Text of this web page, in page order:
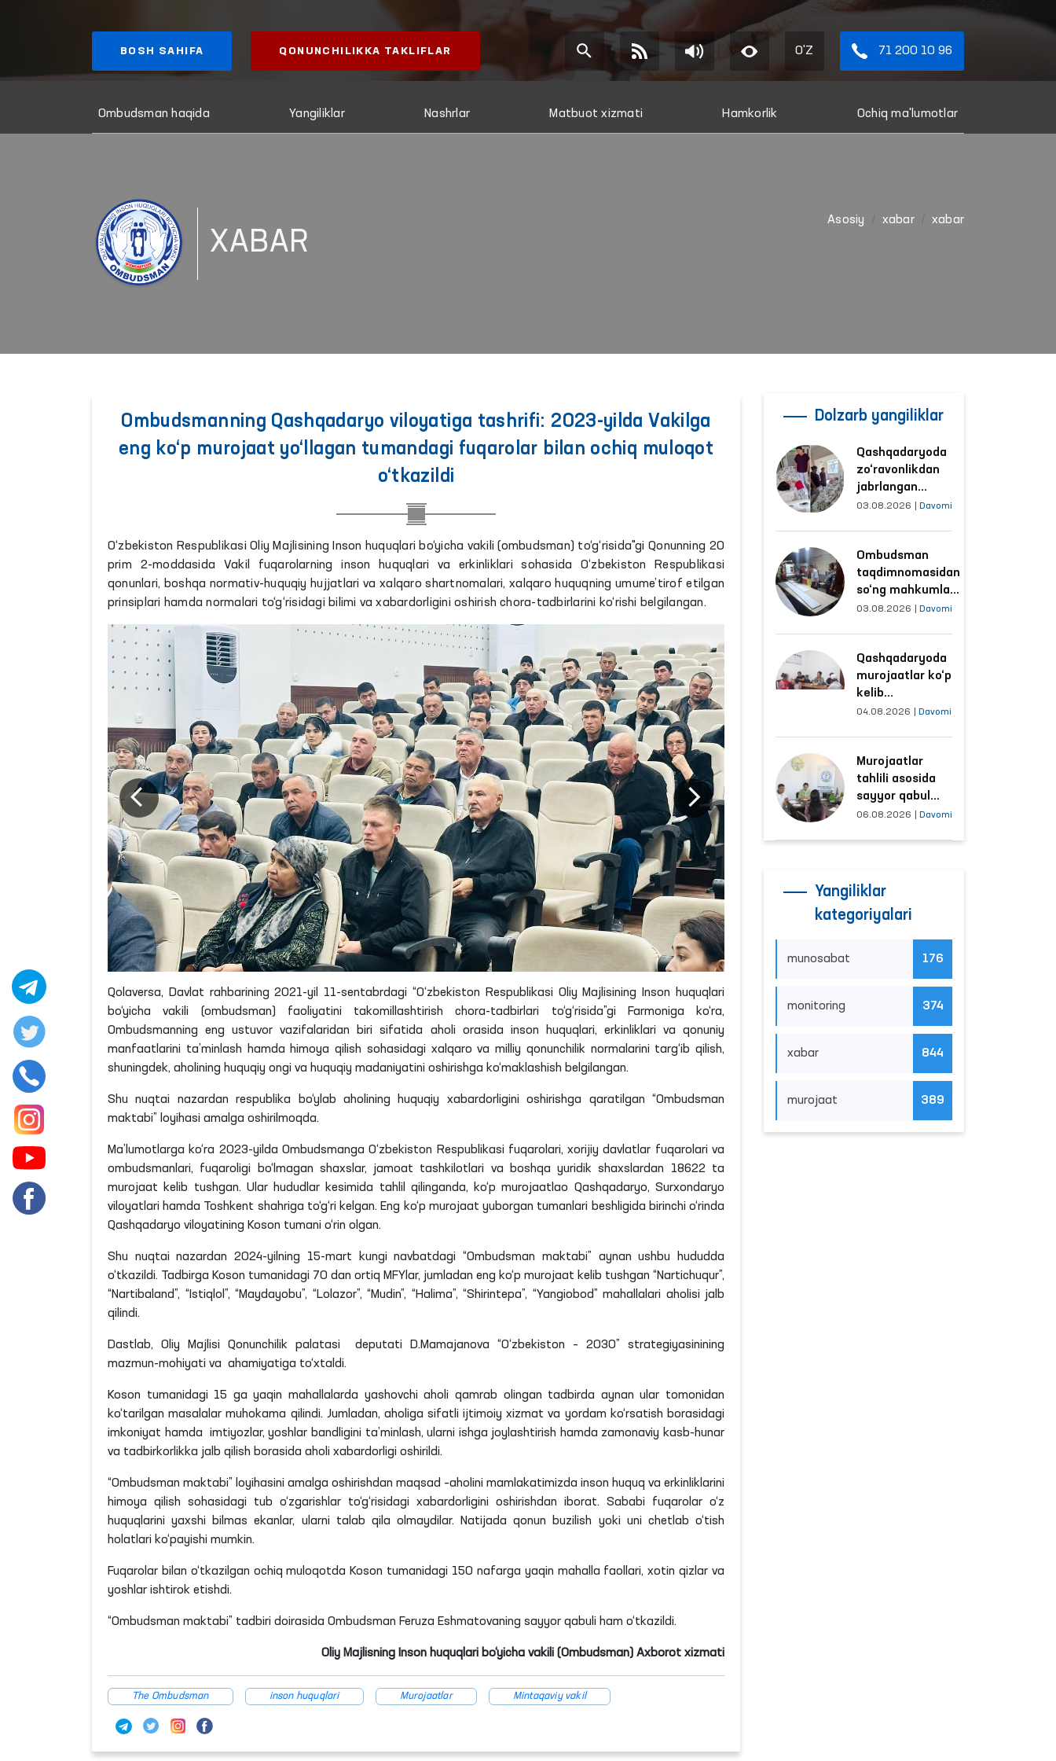
BOSH SAHIFA QONUNCHILIKKA TAKLIFLAR O'Z 71 200 10 96
Ombudsman haqida Yangiliklar Nashrlar Matbuot xizmati Hamkorlik Ochiq ma'lumotlar
XABAR
Asosiy xabar xabar
Ombudsmanning Qashqadaryo viloyatiga tashrifi: 2023-yilda Vakilga
eng ko‘p murojaat yo‘llagan tumandagi fuqarolar bilan ochiq muloqot
o‘tkazildi
O‘zbekiston Respublikasi Oliy Majlisining Inson huquqlari bo‘yicha vakili (ombudsman) to‘g‘risida"gi Qonunning 20
prim 2-moddasida Vakil fuqarolarning inson huquqlari va erkinliklari sohasida O‘zbekiston Respublikasi
qonunlari, boshqa normativ-huquqiy hujjatlari va xalqaro shartnomalari, xalqaro huquqning umume’tirof etilgan
prinsiplari hamda normalari to‘g‘risidagi bilimi va xabardorligini oshirish chora-tadbirlarini ko‘rishi belgilangan.
Qolaversa, Davlat rahbarining 2021-yil 11-sentabrdagi “O‘zbekiston Respublikasi Oliy Majlisining Inson huquqlari
bo‘yicha vakili (ombudsman) faoliyatini takomillashtirish chora-tadbirlari to‘g‘risida”gi Farmoniga ko‘ra,
Ombudsmanning eng ustuvor vazifalaridan biri sifatida aholi orasida inson huquqlari, erkinliklari va qonuniy
manfaatlarini ta’minlash hamda himoya qilish sohasidagi xalqaro va milliy qonunchilik normalarini targ‘ib qilish,
shuningdek, aholining huquqiy ongi va huquqiy madaniyatini oshirishga ko‘maklashish belgilangan.
Shu nuqtai nazardan respublika bo‘ylab aholining huquqiy xabardorligini oshirishga qaratilgan “Ombudsman
maktabi” loyihasi amalga oshirilmoqda.
Ma’lumotlarga ko‘ra 2023-yilda Ombudsmanga O‘zbekiston Respublikasi fuqarolari, xorijiy davlatlar fuqarolari va
ombudsmanlari, fuqaroligi bo‘lmagan shaxslar, jamoat tashkilotlari va boshqa yuridik shaxslardan 18622 ta
murojaat kelib tushgan. Ular hududlar kesimida tahlil qilinganda, ko‘p murojaatlao Qashqadaryo, Surxondaryo
viloyatlari hamda Toshkent shahriga to‘g‘ri kelgan. Eng ko‘p murojaat yuborgan tumanlari beshligida birinchi o‘rinda
Qashqadaryo viloyatining Koson tumani o‘rin olgan.
Shu nuqtai nazardan 2024-yilning 15-mart kungi navbatdagi “Ombudsman maktabi” aynan ushbu hududda
o‘tkazildi. Tadbirga Koson tumanidagi 70 dan ortiq MFYlar, jumladan eng ko‘p murojaat kelib tushgan “Nartichuqur”,
“Nartibaland”, “Istiqlol”, “Maydayobu”, “Lolazor”, “Mudin”, “Halima”, “Shirintepa”, “Yangiobod” mahallalari aholisi jalb
qilindi.
Dastlab, Oliy Majlisi Qonunchilik palatasi deputati D.Mamajanova “O‘zbekiston – 2030” strategiyasinining
mazmun-mohiyati va ahamiyatiga to‘xtaldi.
Koson tumanidagi 15 ga yaqin mahallalarda yashovchi aholi qamrab olingan tadbirda aynan ular tomonidan
ko‘tarilgan masalalar muhokama qilindi. Jumladan, aholiga sifatli ijtimoiy xizmat va yordam ko‘rsatish borasidagi
imkoniyat hamda imtiyozlar, yoshlar bandligini ta’minlash, ularni ishga joylashtirish hamda zamonaviy kasb-hunar
va tadbirkorlikka jalb qilish borasida aholi xabardorligi oshirildi.
“Ombudsman maktabi” loyihasini amalga oshirishdan maqsad –aholini mamlakatimizda inson huquq va erkinliklarini
himoya qilish sohasidagi tub o‘zgarishlar to‘g‘risidagi xabardorligini oshirishdan iborat. Sababi fuqarolar o‘z
huquqlarini yaxshi bilmas ekanlar, ularni talab qila olmaydilar. Natijada qonun buzilish yoki uni chetlab o‘tish
holatlari ko‘payishi mumkin.
Fuqarolar bilan o‘tkazilgan ochiq muloqotda Koson tumanidagi 150 nafarga yaqin mahalla faollari, xotin qizlar va
yoshlar ishtirok etishdi.
“Ombudsman maktabi” tadbiri doirasida Ombudsman Feruza Eshmatovaning sayyor qabuli ham o‘tkazildi.
Oliy Majlisning Inson huquqlari bo‘yicha vakili (Ombudsman) Axborot xizmati
The Ombudsman inson huquqlari Murojaatlar Mintaqaviy vakil
Dolzarb yangiliklar
Qashqadaryoda
zo‘ravonlikdan
jabrlangan
ayolning holati
o‘rganildi
03.08.2026 Davomi
Ombudsman
taqdimnomasidan
so‘ng mahkumlar
mehnat
sharoitlar
yaxshilandi
03.08.2026 Davomi
Qashqadaryoda
murojaatlar ko‘p
kelib
tushayotgan
yo‘lga qo‘yildi
04.08.2026 Davomi
Murojaatlar
tahlili asosida
sayyor qabul
o‘tkaziladigan
06.08.2026 Davomi
Yangiliklar
kategoriyalari
munosabat 176
monitoring 374
xabar 844
murojaat 389